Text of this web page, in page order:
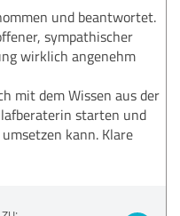
und beantwortet.
sympathischer
wirklich angenehm
mit dem Wissen aus der
starten und
kann. Klare